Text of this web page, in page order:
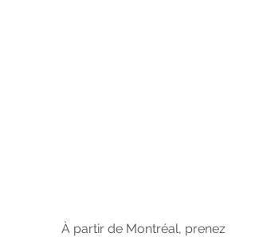
À partir de Montréal, prenez